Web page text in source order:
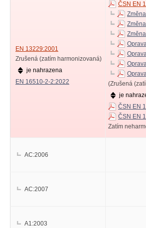
EN 13229:2001
Zrušená (zatím harmonizovaná)
je nahrazena
EN 16510-2-2:2022
ČSN EN
(Zrušená
je
ČSN EN
ČSN EN
Zatím
AC:2006
AC:2007
A1:2003